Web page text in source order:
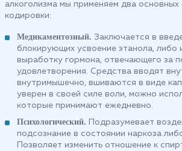
алкоголизма мы применяем два основных
кодировки:
Медикаментозный. Заключается в
блокирующих усвоение этанола,
выработку гормона, отвечающего за
удовлетворения. Средства вводят
внутримышечно, вшиваются в виде
уверен в своей силе воли, можно
которые принимают ежедневно.
Психологический. Подразумевает
подсознание в состоянии наркоза
Позволяет изменить отношение к